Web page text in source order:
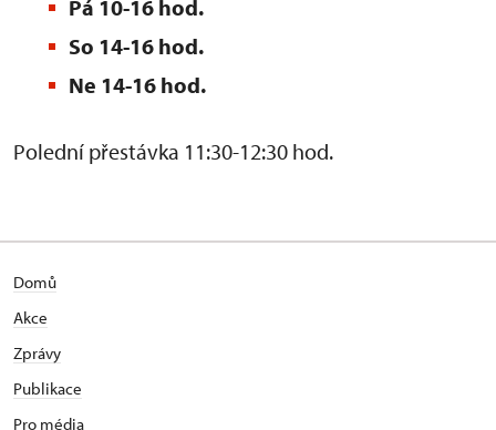
Pá 10-16 hod.
So 14-16 hod.
Ne 14-16 hod.
Polední přestávka 11:30-12:30 hod.
Domů
Akce
Zprávy
Publikace
Pro média